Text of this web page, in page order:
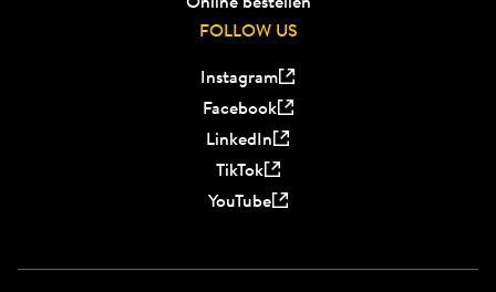
FOLLOW US
Instagram
Facebook
LinkedIn
TikTok
YouTube